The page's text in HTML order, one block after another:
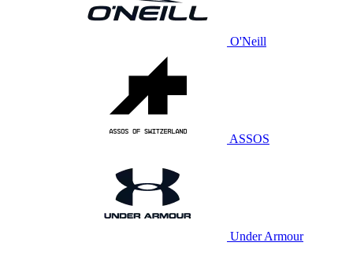
O'Neill
ASSOS
Under Armour